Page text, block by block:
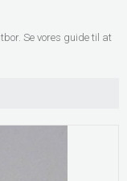
Se vores guide til at